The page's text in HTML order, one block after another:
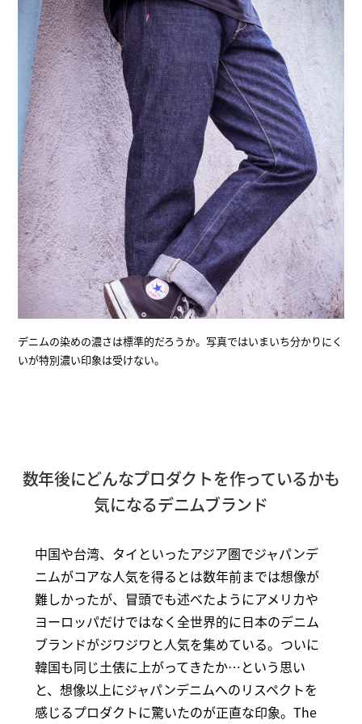
デニムの染めの濃さは標準的だろうか。写真ではいまいち分かりにく
いが特別濃い印象は受けない。
数年後にどんなプロダクトを作っているかも
気になるデニムブランド
中国や台湾、タイといったアジア圏でジャパンデ
ニムがコアな人気を得るとは数年前までは想像が
難しかったが、冒頭でも述べたようにアメリカや
ヨーロッパだけではなく全世界的に日本のデニム
ブランドがジワジワと人気を集めている。ついに
韓国も同じ土俵に上がってきたか…という思い
と、想像以上にジャパンデニムへのリスペクトを
感じるプロダクトに驚いたのが正直な印象。The